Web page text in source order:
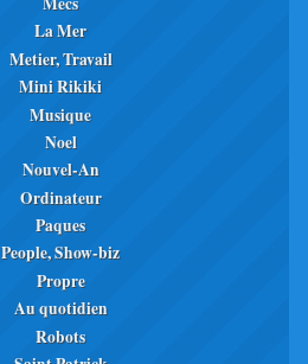
La Mer
Metier, Travail
Mini Rikiki
Musique
Noel
Nouvel-An
Ordinateur
Paques
People, Show-biz
Propre
Au quotidien
Robots